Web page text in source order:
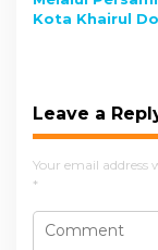
Kota Khairul
Leave a
Your email address
*